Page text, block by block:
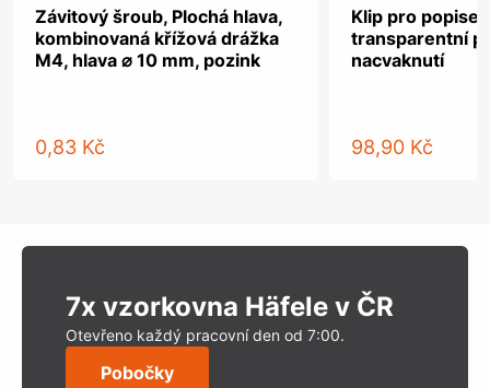
Závitový šroub, Plochá hlava,
kombinovaná křížová drážka
M4, hlava ⌀ 10 mm, pozink
0,83 Kč
Klip pro
transparentní
nacvaknutí
98,90 Kč
7x vzorkovna Häfele v ČR
Otevřeno každý pracovní den od 7:00.
Pobočky